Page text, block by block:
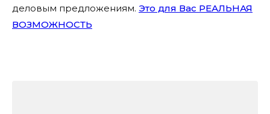
деловым предложениям. Это для Вас РЕАЛЬНАЯ
ВОЗМОЖНОСТЬ